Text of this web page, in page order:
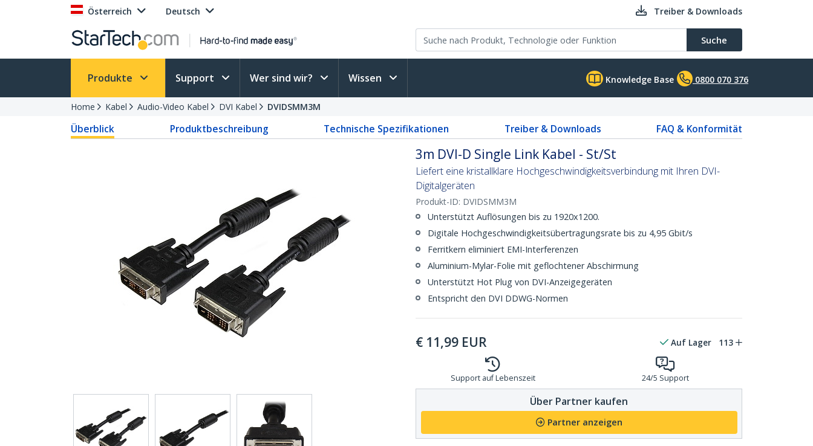
Österreich Deutsch Treiber & Downloads
Suche
Produkte Support Wer sind wir? Wissen Knowledge Base 0800 070 376
Home Kabel Audio-Video Kabel DVI Kabel DVIDSMM3M
Überblick Produktbeschreibung Technische Spezifikationen Treiber & Downloads FAQ & Konformität
3m DVI-D Single Link Kabel - St/St
Liefert eine kristallklare Hochgeschwindigkeitsverbindung mit Ihren DVI-
Digitalgeräten
Produkt-ID: DVIDSMM3M
Unterstützt Auflösungen bis zu 1920x1200.
Digitale Hochgeschwindigkeitsübertragungsrate bis zu 4,95 Gbit/s
Ferritkern eliminiert EMI-Interferenzen
Aluminium-Mylar-Folie mit geflochtener Abschirmung
Unterstützt Hot Plug von DVI-Anzeigegeräten
Entspricht den DVI DDWG-Normen
€ 11,99 EUR Auf Lager 113
Support auf Lebenszeit 24/5 Support
Über Partner kaufen
Partner anzeigen